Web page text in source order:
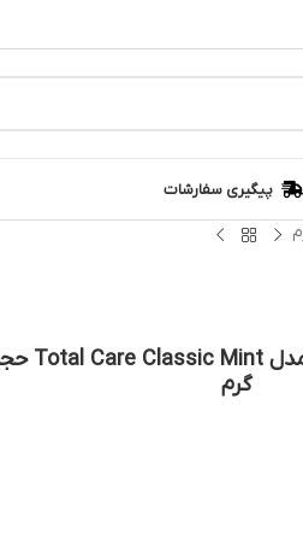
پیگیری سفارشات
گرم